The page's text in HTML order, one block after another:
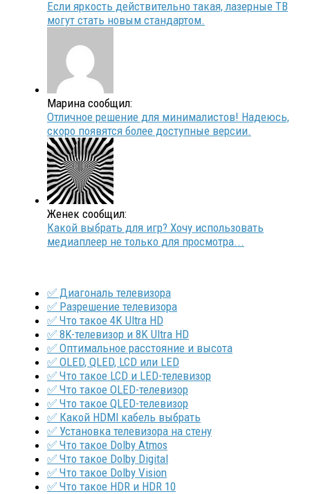
Если яркость действительно такая, лазерные ТВ
могут стать новым стандартом.
Марина сообщил:
Отличное решение для минималистов! Надеюсь,
скоро появятся более доступные версии.
Женек сообщил:
Какой выбрать для игр? Хочу использовать
медиаплеер не только для просмотра...
✅ Диагональ телевизора
✅ Разрешение телевизора
✅ Что такое 4K Ultra HD
✅ 8K-телевизор и 8K Ultra HD
✅ Оптимальное расстояние и высота
✅ OLED, QLED, LCD или LED
✅ Что такое LCD и LED-телевизор
✅ Что такое OLED-телевизор
✅ Что такое QLED-телевизор
✅ Какой HDMI кабель выбрать
✅ Установка телевизора на стену
✅ Что такое Dolby Atmos
✅ Что такое Dolby Digital
✅ Что такое Dolby Vision
✅ Что такое HDR и HDR 10